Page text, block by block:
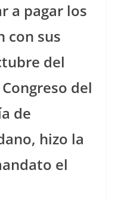
a pagar los
con sus
del
del
de
hizo la
el